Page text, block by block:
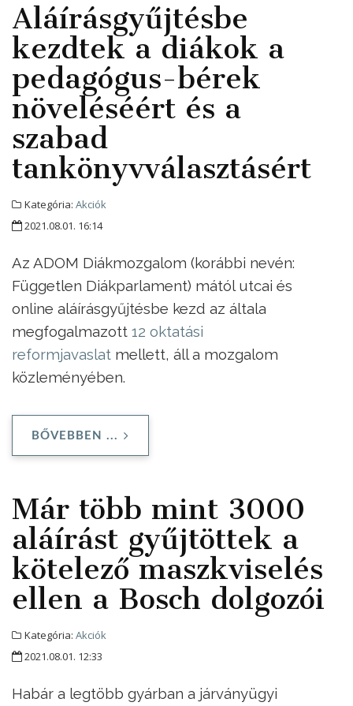
Aláírásgyűjtésbe
kezdtek a diákok a
pedagógus-bérek
növeléséért és a
szabad
tankönyvválasztásért
Kategória: Akciók
2021.08.01. 16:14
Az ADOM Diákmozgalom (korábbi nevén:
Független Diákparlament) mától utcai és
online aláírásgyűjtésbe kezd az általa
megfogalmazott 12 oktatási
reformjavaslat mellett, áll a mozgalom
közleményében.
BŐVEBBEN ...
Már több mint 3000
aláírást gyűjtöttek a
kötelező maszkviselés
ellen a Bosch dolgozói
Kategória: Akciók
2021.08.01. 12:33
Habár a legtöbb gyárban a járványügyi